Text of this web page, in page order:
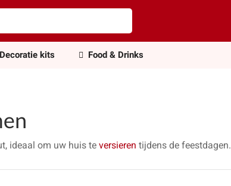
Decoratie kits Food & Drinks
ideaal om uw huis te versieren tijdens de feestdagen.